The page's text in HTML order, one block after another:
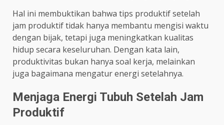
Hal ini membuktikan bahwa tips produktif setelah
jam produktif tidak hanya membantu mengisi waktu
dengan bijak, tetapi juga meningkatkan kualitas
hidup secara keseluruhan. Dengan kata lain,
produktivitas bukan hanya soal kerja, melainkan
juga bagaimana mengatur energi setelahnya.
Menjaga Energi Tubuh Setelah Jam
Produktif